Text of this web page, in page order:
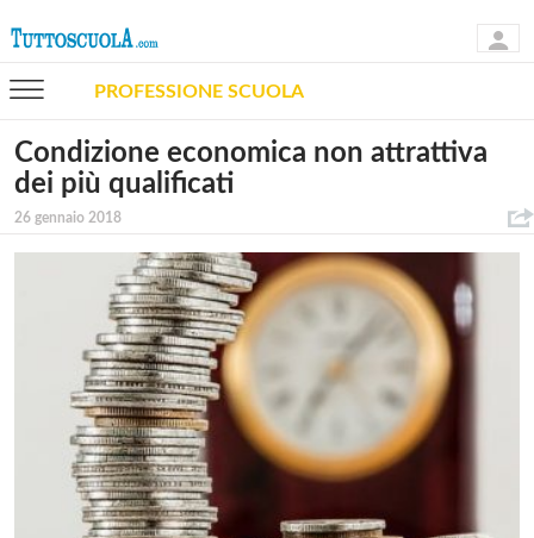
PROFESSIONE SCUOLA
Condizione economica non attrattiva
dei più qualificati
26 gennaio 2018